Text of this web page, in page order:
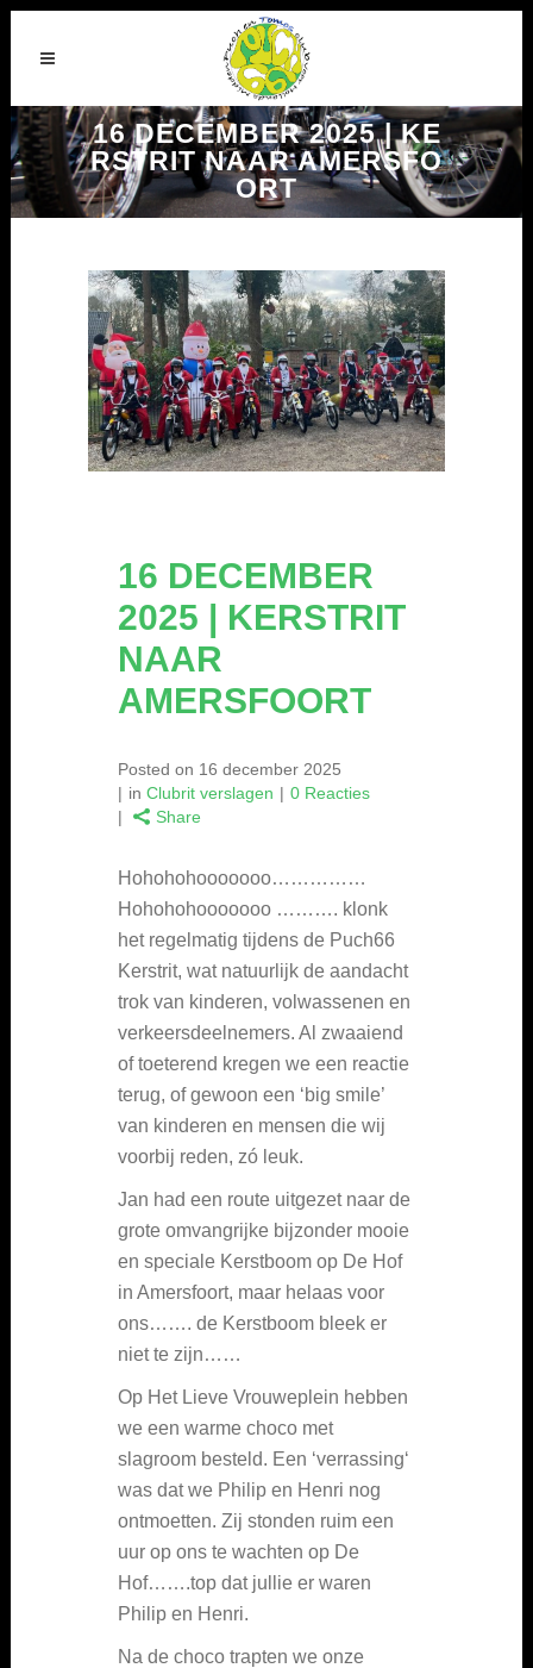
16 DECEMBER 2025 | KE
RSTRIT NAAR AMERSFO
ORT
16 DECEMBER
2025 | KERSTRIT
NAAR
AMERSFOORT
Posted on 16 december 2025
in Clubrit verslagen
0 Reacties
Share
Hohohohooooooo……………
Hohohohooooooo ………. klonk
het regelmatig tijdens de Puch66
Kerstrit, wat natuurlijk de aandacht
trok van kinderen, volwassenen en
verkeersdeelnemers. Al zwaaiend
of toeterend kregen we een reactie
terug, of gewoon een ‘big smile’
van kinderen en mensen die wij
voorbij reden, zó leuk.
Jan had een route uitgezet naar de
grote omvangrijke bijzonder mooie
en speciale Kerstboom op De Hof
in Amersfoort, maar helaas voor
ons……. de Kerstboom bleek er
niet te zijn……
Op Het Lieve Vrouweplein hebben
we een warme choco met
slagroom besteld. Een ‘verrassing‘
was dat we Philip en Henri nog
ontmoetten. Zij stonden ruim een
uur op ons te wachten op De
Hof…….top dat jullie er waren
Philip en Henri.
Na de choco trapten we onze